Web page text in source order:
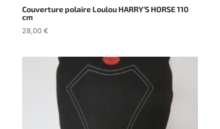
Couverture polaire Loulou HARRY’S HORSE 110
cm
28,00 €